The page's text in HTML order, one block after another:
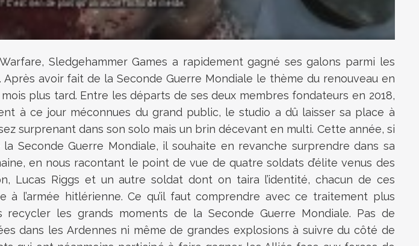
Sledgehammer Games a rapidement gagné ses galons parmi les
avoir fait de la Seconde Guerre Mondiale le thème du renouveau en
plus tard. Entre les départs de ses deux membres fondateurs en 2018,
à ce jour méconnues du grand public, le studio a dû laisser sa place à
surprenant dans son solo mais un brin décevant en multi. Cette année, si
Seconde Guerre Mondiale, il souhaite en revanche surprendre dans sa
en nous racontant le point de vue de quatre soldats d’élite venus des
Lucas Riggs et un autre soldat dont on taira l’identité, chacun de ces
l’armée hitlérienne. Ce qu’il faut comprendre avec ce traitement plus
recycler les grands moments de la Seconde Guerre Mondiale. Pas de
dans les Ardennes ni même de grandes explosions à suivre du côté de